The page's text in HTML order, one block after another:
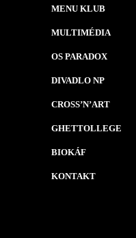
MENU KLUB
MULTIMÉDIA
OS PARADOX
DIVADLO NP
CROSS’N’ART
GHETTOLLEGE
BIOKÁF
KONTAKT